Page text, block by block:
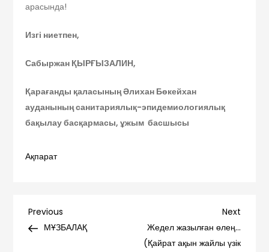
арасында!
Изгі ниетпен,
Сабыржан ҚЫРҒЫЗАЛИН,
Қарағанды қаласының Әлихан Бөкейхан
ауданының санитариялық-эпидемиологиялық
бақылау басқармасы, ұжым басшысы
Ақпарат
Навигация
Previous
Post
Previous
МҰЗБАЛАҚ
Next
Post
Next
Жедел жазылған өлең…
(Қайрат ақын жайлы үзік